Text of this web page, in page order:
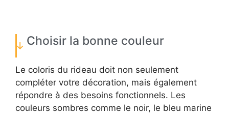
Choisir la bonne couleur
Le coloris du rideau doit non seulement
compléter votre décoration, mais également
répondre à des besoins fonctionnels. Les
couleurs sombres comme le noir, le bleu marine